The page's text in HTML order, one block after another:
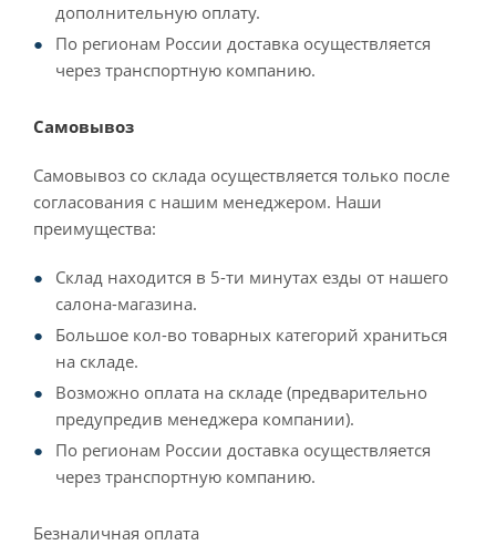
дополнительную оплату.
По регионам России доставка осуществляется
через транспортную компанию.
Самовывоз
Самовывоз со склада осуществляется только после
согласования с нашим менеджером. Наши
преимущества:
Склад находится в 5-ти минутах езды от нашего
салона-магазина.
Большое кол-во товарных категорий храниться
на складе.
Возможно оплата на складе (предварительно
предупредив менеджера компании).
По регионам России доставка осуществляется
через транспортную компанию.
Безналичная оплата